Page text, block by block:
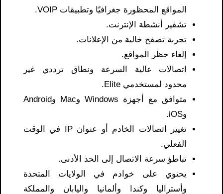
المواقع المحظورة جغرافيًا وتطبيقات VOIP.
تشفير أنشطة الإنترنت.
تجربة تصفح خالية من الإعلانات.
إلغاء حظر المواقع.
اتصالات عالية السرعة ونطاق ترددي غير
محدود لمستخدمي Elite.
متوافق مع أجهزة Windows وMac وAndroid
وiOS.
تغيير اتصالات الخادم أو عنوان IP في الوقت
الفعلي.
تباطؤ سرعة الاتصال إلى الحد الأدنى.
يحتوي على خوادم في الولايات المتحدة
وأستراليا وكندا وألمانيا واليابان والمملكة